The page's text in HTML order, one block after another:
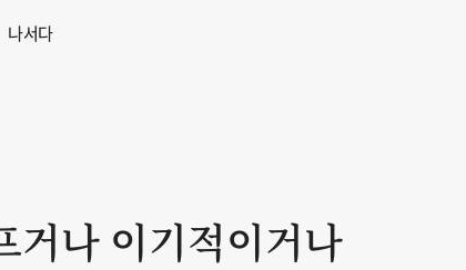
나서다
거나 이기적이거나